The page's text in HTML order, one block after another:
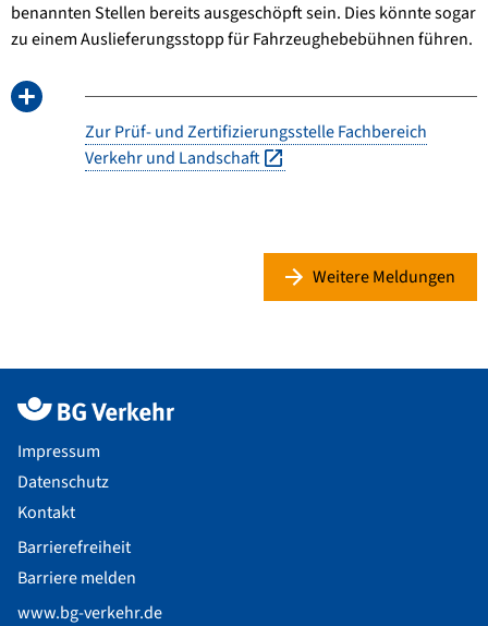
benannten Stellen bereits ausgeschöpft sein. Dies könnte sogar
zu einem Auslieferungsstopp für Fahrzeughebebühnen führen.
Zur Prüf- und Zertifizierungsstelle Fachbereich
Verkehr und Landschaft
Weitere Meldungen
Impressum
Datenschutz
Kontakt
Barrierefreiheit
Barriere melden
www.bg-verkehr.de